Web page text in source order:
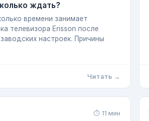
ждать?
времени занимает
телевизора Erisson после
настроек. Причины
Читать →
⏱ 11 мин